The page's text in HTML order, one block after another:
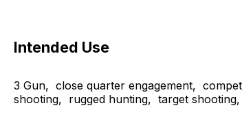
Intended Use
3 Gun, close quarter engagement,
shooting, rugged hunting, target